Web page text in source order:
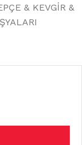
& KEVGİR &